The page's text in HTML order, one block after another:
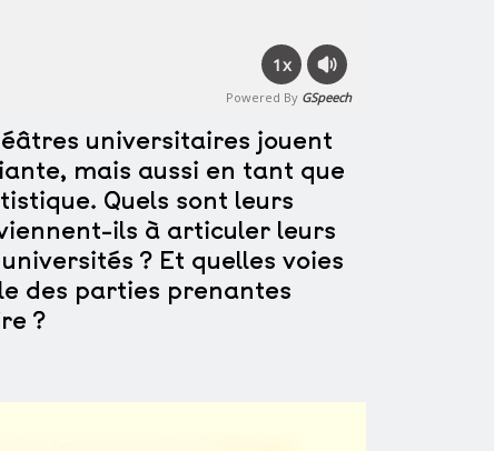
1x
Powered By GSpeech
universitaires jouent
mais aussi en tant que
Quels sont leurs
ils à articuler leurs
? Et quelles voies
des parties prenantes
?